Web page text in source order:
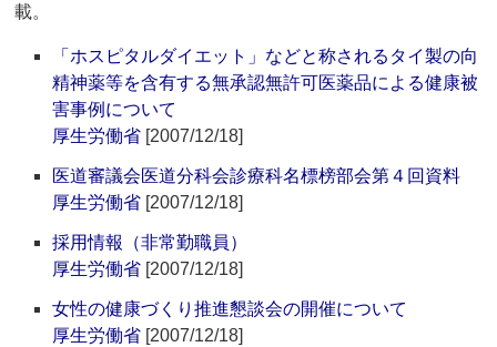
載。
「ホスピタルダイエット」などと称されるタイ製の向
精神薬等を含有する無承認無許可医薬品による健康被
害事例について
厚生労働省 [2007/12/18]
医道審議会医道分科会診療科名標榜部会第４回資料
厚生労働省 [2007/12/18]
採用情報（非常勤職員）
厚生労働省 [2007/12/18]
女性の健康づくり推進懇談会の開催について
厚生労働省 [2007/12/18]